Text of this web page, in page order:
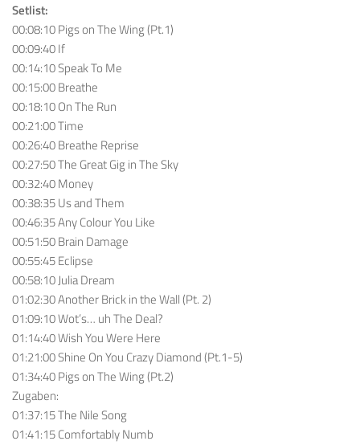
Setlist:
00:08:10 Pigs on The Wing (Pt.1)
00:09:40 If
00:14:10 Speak To Me
00:15:00 Breathe
00:18:10 On The Run
00:21:00 Time
00:26:40 Breathe Reprise
00:27:50 The Great Gig in The Sky
00:32:40 Money
00:38:35 Us and Them
00:46:35 Any Colour You Like
00:51:50 Brain Damage
00:55:45 Eclipse
00:58:10 Julia Dream
01:02:30 Another Brick in the Wall (Pt. 2)
01:09:10 Wot’s… uh The Deal?
01:14:40 Wish You Were Here
01:21:00 Shine On You Crazy Diamond (Pt.1-5)
01:34:40 Pigs on The Wing (Pt.2)
Zugaben:
01:37:15 The Nile Song
01:41:15 Comfortably Numb